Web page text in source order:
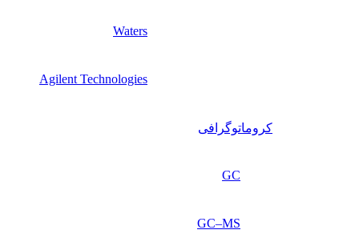
Waters
Agilent Technologies
کروماتوگرافی
GC
GC–MS